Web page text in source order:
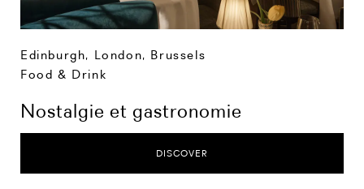
Edinburgh, London, Brussels
Food & Drink
Nostalgie et gastronomie
DISCOVER